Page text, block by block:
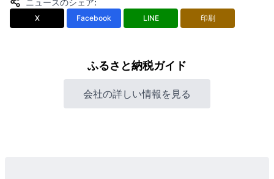
ニュースのシェア:
X Facebook LINE 印刷
ふるさと納税ガイド
会社の詳しい情報を見る